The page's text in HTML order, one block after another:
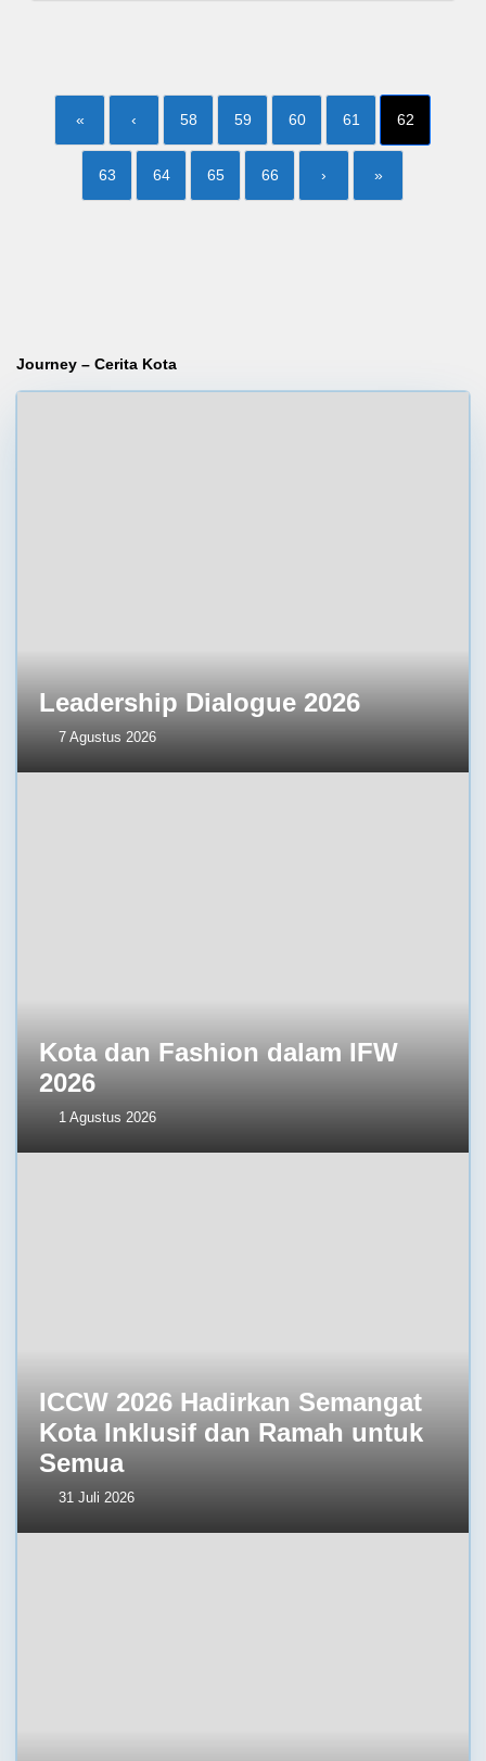
« ‹ 58 59 60 61 62
63 64 65 66 › »
Journey – Cerita Kota
Leadership Dialogue 2026
7 Agustus 2026
Kota dan Fashion dalam IFW
2026
1 Agustus 2026
ICCW 2026 Hadirkan Semangat
Kota Inklusif dan Ramah untuk
Semua
31 Juli 2026